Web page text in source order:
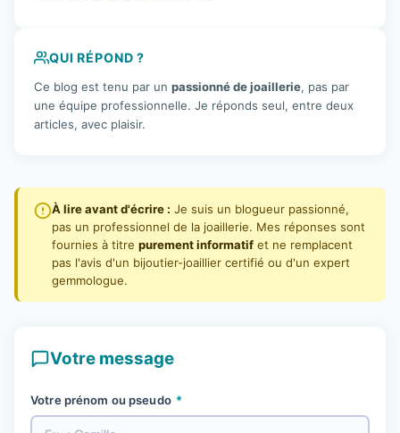
À lire avant d'écrire : Je suis un blogueur passionné,
pas un professionnel de la joaillerie. Mes réponses sont
fournies à titre purement informatif et ne remplacent
pas l'avis d'un bijoutier-joaillier certifié ou d'un expert
gemmologue.
Votre message
Votre prénom ou pseudo *
QUI RÉPOND ?
Ce blog est tenu par un passionné de joaillerie, pas par
une équipe professionnelle. Je réponds seul, entre deux
articles, avec plaisir.